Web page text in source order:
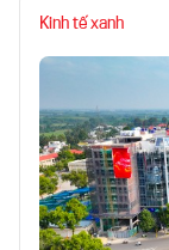
Kinh tế xanh